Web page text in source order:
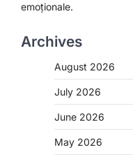
emoționale.
Archives
August 2026
July 2026
June 2026
May 2026